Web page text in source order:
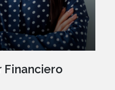
Financiero